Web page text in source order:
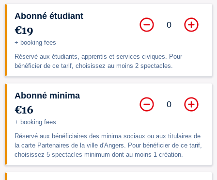
Abonné étudiant
€19
+ booking fees
Réservé aux étudiants, apprentis et services civiques. Pour
bénéficier de ce tarif, choisissez au moins 2 spectacles.
0
Abonné minima
€16
+ booking fees
Réservé aux bénéficiaires des minima sociaux ou aux titulaires de
la carte Partenaires de la ville d'Angers. Pour bénéficier de ce tarif,
choisissez 5 spectacles minimum dont au moins 1 création.
0